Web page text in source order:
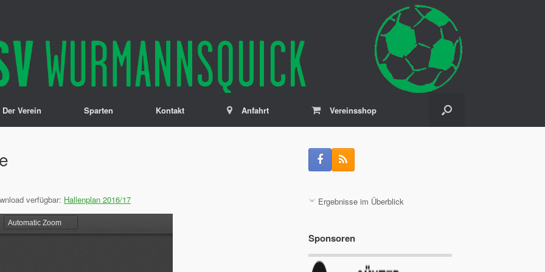
Der Verein Sparten Kontakt Anfahrt Vereinsshop
verfügbar: Hallenplan 2016/17 Ergebnisse im Überblick
Sponsoren